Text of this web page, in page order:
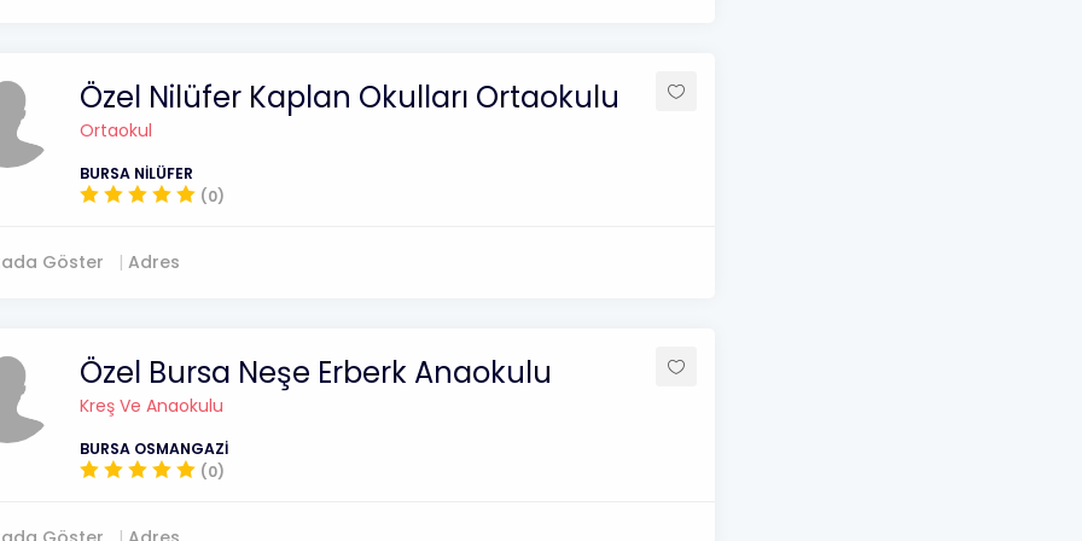
Özel Nilüfer Kaplan Okulları Ortaokulu
Ortaokul
BURSA NİLÜFER
(0)
Göster Adres
Özel Bursa Neşe Erberk Anaokulu
Kreş Ve Anaokulu
BURSA OSMANGAZİ
(0)